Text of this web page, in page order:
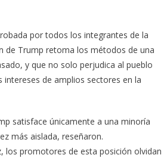
por todos los integrantes de la
de Trump retoma los métodos de una
y que no solo perjudica al pueblo
de amplios sectores en la
satisface únicamente a una minoría
más aislada, reseñaron.
los promotores de esta posición olvidan